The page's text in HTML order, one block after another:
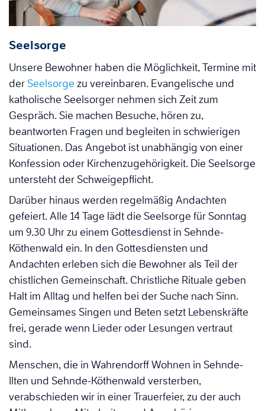
Seelsorge
Unsere Bewohner haben die Möglichkeit, Termine mit
derSeelsorge zu vereinbaren. Evangelische und
katholische Seelsorger nehmen sich Zeit zum
Gespräch. Sie machen Besuche, hören zu,
beantworten Fragen und begleiten in schwierigen
Situationen. Das Angebot ist unabhängig von einer
Konfession oder Kirchenzugehörigkeit. Die Seelsorge
untersteht der Schweigepflicht.
Darüber hinaus werden regelmäßig Andachten
gefeiert. Alle 14 Tage lädt die Seelsorge für Sonntag
um 9.30 Uhr zu einem Gottesdienst in Sehnde-
Köthenwald ein. In den Gottesdiensten und
Andachten erleben sich die Bewohner als Teil der
chistlichen Gemeinschaft. Christliche Rituale geben
Halt im Alltag und helfen bei der Suche nach Sinn.
Gemeinsames Singen und Beten setzt Lebenskräfte
frei, gerade wenn Lieder oder Lesungen vertraut
sind.
Menschen, die in Wahrendorff Wohnen in Sehnde-
Ilten und Sehnde-Köthenwald versterben,
verabschieden wir in einer Trauerfeier, zu der auch